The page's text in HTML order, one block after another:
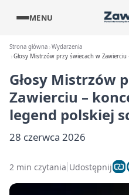
MENU
Strona główna Wydarzenia
Głosy Mistrzów przy świecach w
Głosy Mistrzów
Zawierciu –
legend polskiej
28 czerwca 2026
2 min czytania Udostępnij